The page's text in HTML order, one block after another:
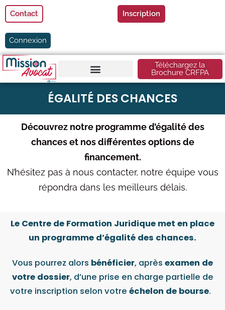
Contact Inscription
Connexion
Téléchargez la
Brochure CRFPA
ÉGALITÉ DES CHANCES
Découvrez notre programme d’égalité des
chances et nos différentes options de
financement.
N’hésitez pas à nous contacter, notre équipe vous
répondra dans les meilleurs délais.
Le Centre de Formation Juridique met en place
un programme d’égalité des chances.
Vous pourrez alors bénéficier, après examen de
votre dossier, d’une prise en charge partielle de
votre inscription selon votre échelon de bourse.